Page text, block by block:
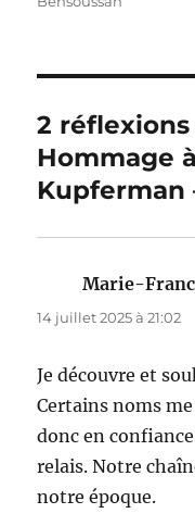
2
Hommage
Kupferman
Marie-
14 juillet 2025 à 21:02
Je découvre et
Certains noms
donc en
relais. Notre
notre époque.